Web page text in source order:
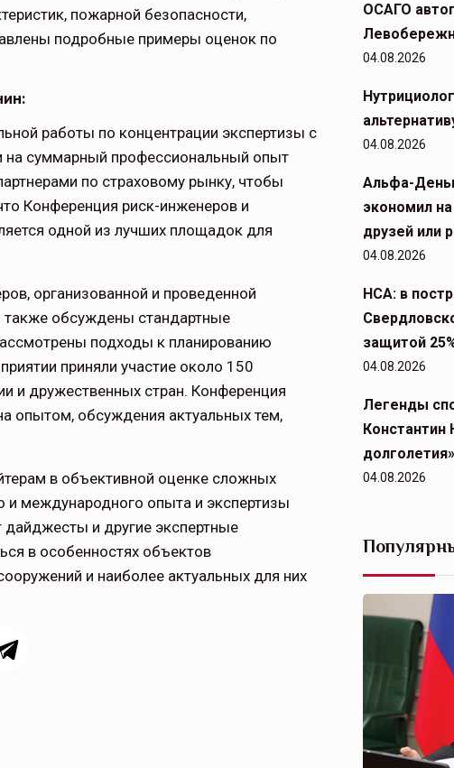
пожарной безопасности,
подробные примеры оценок по
работы по концентрации экспертизы с
на суммарный профессиональный опыт
по страховому рынку, чтобы
Конференция риск-инженеров и
одной из лучших площадок для
организованной и проведенной
обсуждены стандартные
подходы к планированию
приняли участие около 150
и дружественных стран. Конференция
опытом, обсуждения актуальных тем,
в объективной оценке сложных
международного опыта и экспертизы
дайджесты и другие экспертные
в особенностях объектов
и наиболее актуальных для них
ОСАГО
04.08.2026
04.08.2026
Альфа-
экономил
друзей или
04.08.2026
НСА: в
защитой
04.08.2026
Легенды
Константин
04.08.2026